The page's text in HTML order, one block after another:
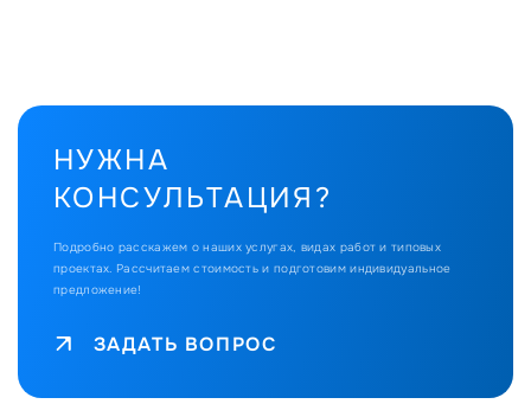
НУЖНА
КОНСУЛЬТАЦИЯ?
Подробно расскажем о наших услугах, видах работ и типовых
проектах. Рассчитаем стоимость и подготовим индивидуальное
предложение!
ЗАДАТЬ ВОПРОС